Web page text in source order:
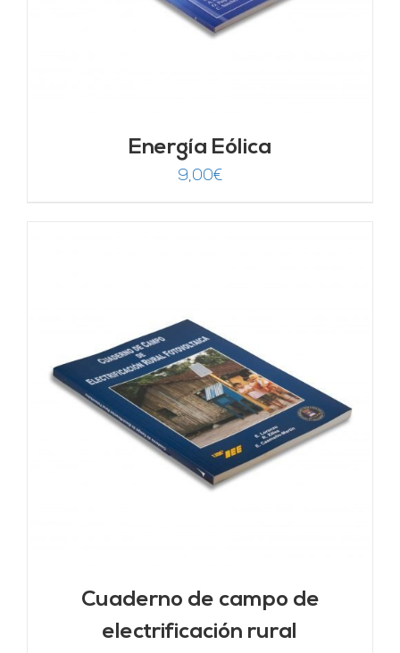
Energía Eólica
9,00€
Cuaderno de campo de
electrificación rural